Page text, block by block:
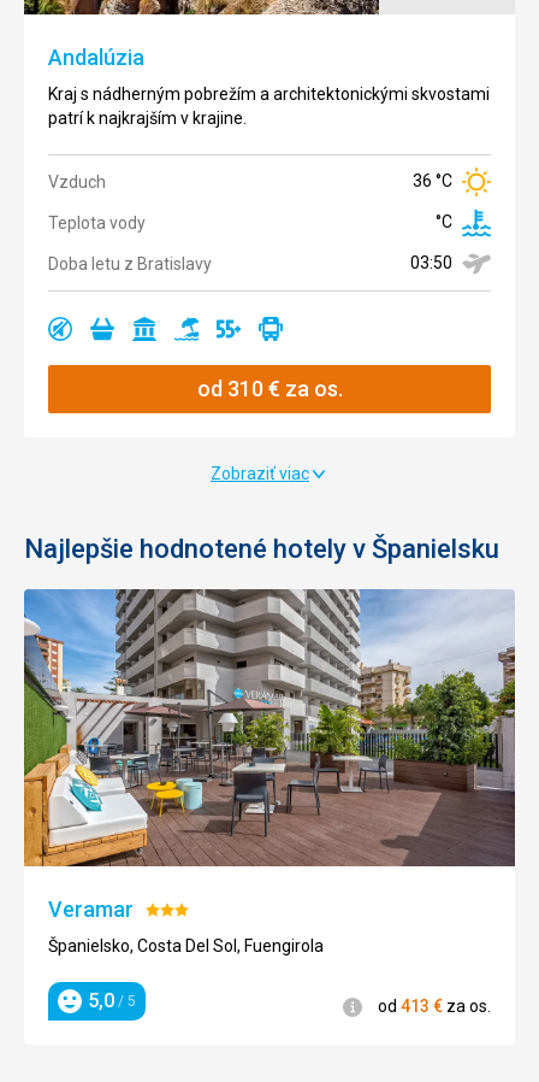
Andalúzia
Kraj s nádherným pobrežím a architektonickými skvostami
patrí k najkrajším v krajine.
Vzduch 36 °C
Teplota vody °C
Doba letu z Bratislavy 03:50
Ano Ano Ano Ano Ano
Ano
od 310€ za os.
navštevujú
Baleároch
aj kvapľové
jaskyne.
Ano
originálnymi
Gaudího,
parkami.
vody
26 °C
Doba letu
Bratislavy
02:20
Ano
od
294€
za os.
Zobraziť viac
Najlepšie hodnotené hotely v Španielsku
Veramar Hodnotenie:
3/5
Španielsko, Costa Del Sol, Fuengirola
Hodnotenie
5,0 / 5 Informácie
od 413 € za os.